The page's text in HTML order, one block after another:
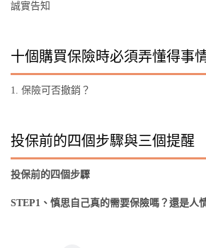
誠實告知
十個購買保險時必須弄懂得事
1. 保險可否撤銷？
投保前的四個步驟與三個提醒
投保前的四個步驟
STEP1、慎思自己真的需要保險嗎？還是人